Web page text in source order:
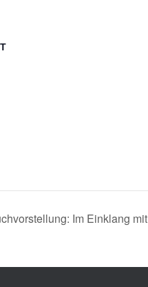
Im Einklang